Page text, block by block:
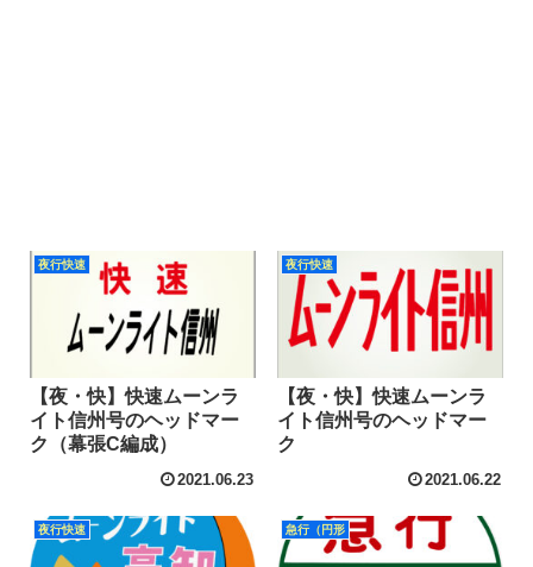
夜行快速
【夜・快】快速ムーンラ
イト信州号のヘッドマー
ク（幕張C編成）
2021.06.23
夜行快速
【夜・快】快速ムーンラ
イト信州号のヘッドマー
ク
2021.06.22
夜行快速 急行（円形